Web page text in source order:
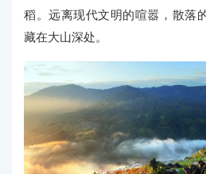
稻。远离现代文明的喧嚣，散落
藏在大山深处。